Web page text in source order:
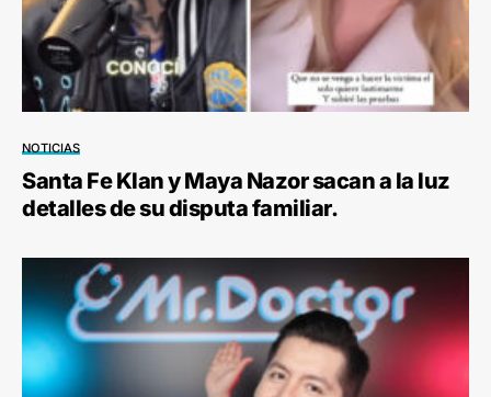
NOTICIAS
Santa Fe Klan y Maya Nazor sacan a la luz
detalles de su disputa familiar.